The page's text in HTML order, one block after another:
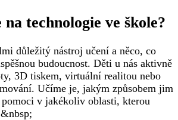
na technologie ve škole?
důležitý nástroj učení a něco, co
budoucnost. Děti u nás aktivně
3D tiskem, virtuální realitou nebo
Učíme je, jakým způsobem jim
v ­­­jakékoliv oblasti, kterou